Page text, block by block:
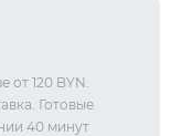
от 120 BYN.
Готовые
40 минут